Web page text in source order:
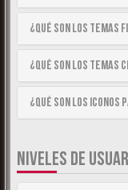
¿Qué son los temas
¿Qué son los temas
¿Qué son los iconos
NIVELES DE